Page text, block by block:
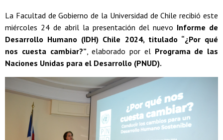
La Facultad de Gobierno de la Universidad de Chile recibió este
miércoles 24 de abril la presentación del nuevo Informe de
Desarrollo Humano (IDH) Chile 2024, titulado “¿Por qué
nos cuesta cambiar?”, elaborado por el Programa de las
Naciones Unidas para el Desarrollo (PNUD).